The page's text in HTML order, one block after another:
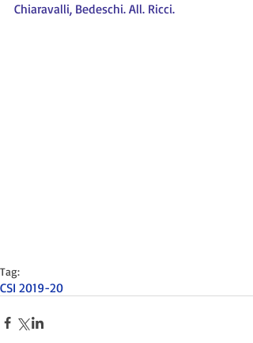
Chiaravalli, Bedeschi. All. Ricci.
Tag:
CSI 2019-20